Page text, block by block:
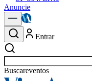
Anuncie
Entrar
Buscareventos em Americana